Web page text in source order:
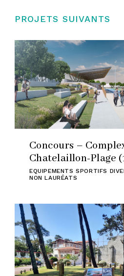
PROJETS SUIVANTS
Concours –
Chatelaillon-Plage
EQUIPEMENTS SPORTIFS
NON LAURÉATS